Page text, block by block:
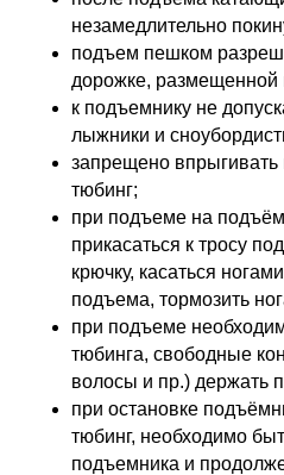
незамедлительно
подъем пешком
дорожке,
к подъемнику не
лыжники и
запрещено
тюбинг;
при подъеме на
прикасаться к тросу
крючку, касаться
подъема, тормозить
при подъеме
тюбинга, свободные
волосы и пр.) держать
при остановке
тюбинг, необходимо
подъемника и
Беседки
Мероприятия
Доп
Тюбинг
подошел
Рыбалка
Режим работы
Кассы с 9.00-21.00
Все объекты работают
круглосуточно